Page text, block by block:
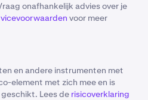
onafhankelijk advies over je
voor meer
en andere instrumenten met
element met zich mee en is
Lees de risicoverklaring